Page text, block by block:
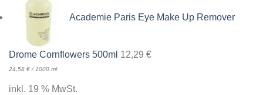
Academie Paris Eye Make Up Remover
Drome Cornflowers 500ml 12,29 €
24,58 € / 1000 ml
inkl. 19 % MwSt.